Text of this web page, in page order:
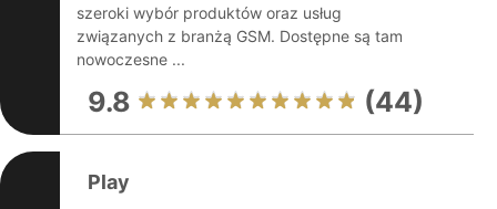
szeroki wybór produktów oraz usług
związanych z branżą GSM. Dostępne są tam
nowoczesne ...
9.8 (44)
Play